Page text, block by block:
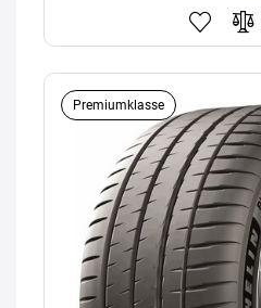
Premiumklasse